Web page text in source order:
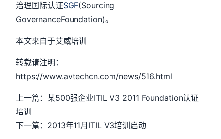
治理国际认证SGF(Sourcing
GovernanceFoundation)。
本文来自于艾威培训
转载请注明：
https://www.avtechcn.com/news/516.html
上一篇：某500强企业ITIL V3 2011 Foundation认证
培训
下一篇：2013年11月ITIL V3培训启动